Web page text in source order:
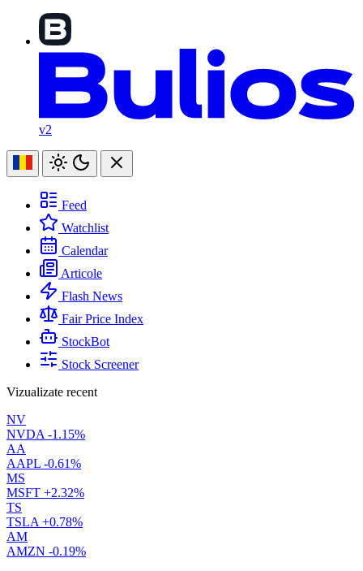
v2
Feed
Watchlist
Calendar
Articole
Flash News
Fair Price Index
StockBot
Stock Screener
Vizualizate recent
NV
NVDA -1.15%
AA
AAPL -0.61%
MS
MSFT +2.32%
TS
TSLA +0.78%
AM
AMZN -0.19%